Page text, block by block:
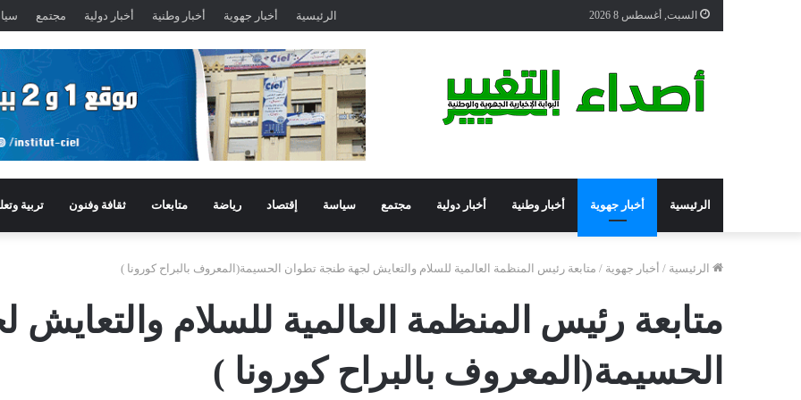
السبت, أغسطس 8 2026 الرئيسية أخبار جهوية أخبار وطنية أخبار دولية مجتمع
الرئيسية أخبار جهوية أخبار وطنية أخبار دولية مجتمع سياسة إقتصاد رياضة متابعات ثقافة وفنون تربية
الرئيسية / أخبار جهوية / متابعة رئيس المنظمة العالمية للسلام والتعايش لجهة طنجة تطوان الحسيمة(المعروف بالبراح كورونا )
متابعة رئيس المنظمة العالمية للسلام
الحسيمة(المعروف بالبراح كورونا )